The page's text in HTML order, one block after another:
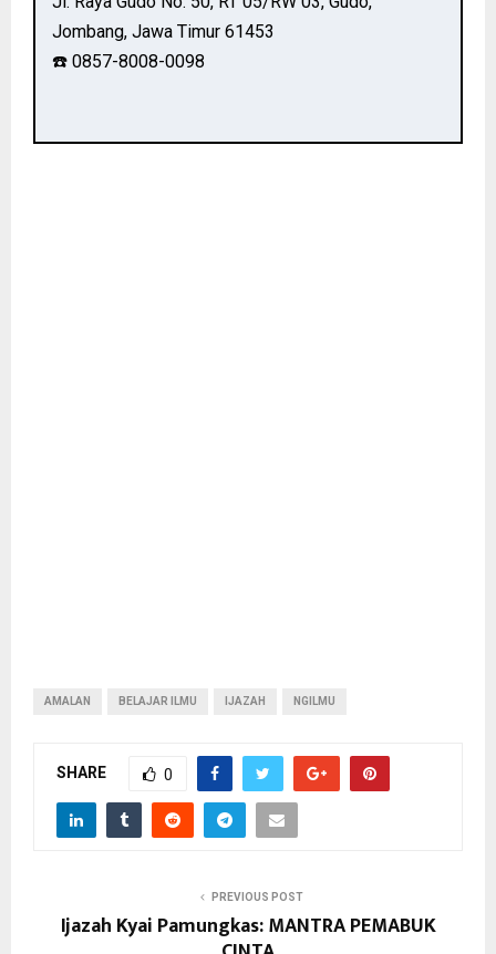
Jombang, Jawa Timur 61453
☎️ 0857-8008-0098
AMALAN BELAJAR ILMU IJAZAH NGILMU
SHARE 0
PREVIOUS POST
Ijazah Kyai Pamungkas: MANTRA PEMABUK